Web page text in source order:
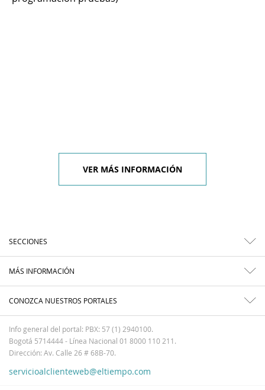
VER MÁS INFORMACIÓN
SECCIONES
MÁS INFORMACIÓN
CONOZCA NUESTROS PORTALES
Info general del portal: PBX: 57 (1) 2940100.
Bogotá 5714444 - Línea Nacional 01 8000 110 211.
Dirección: Av. Calle 26 # 68B-70.
servicioalclienteweb@eltiempo.com